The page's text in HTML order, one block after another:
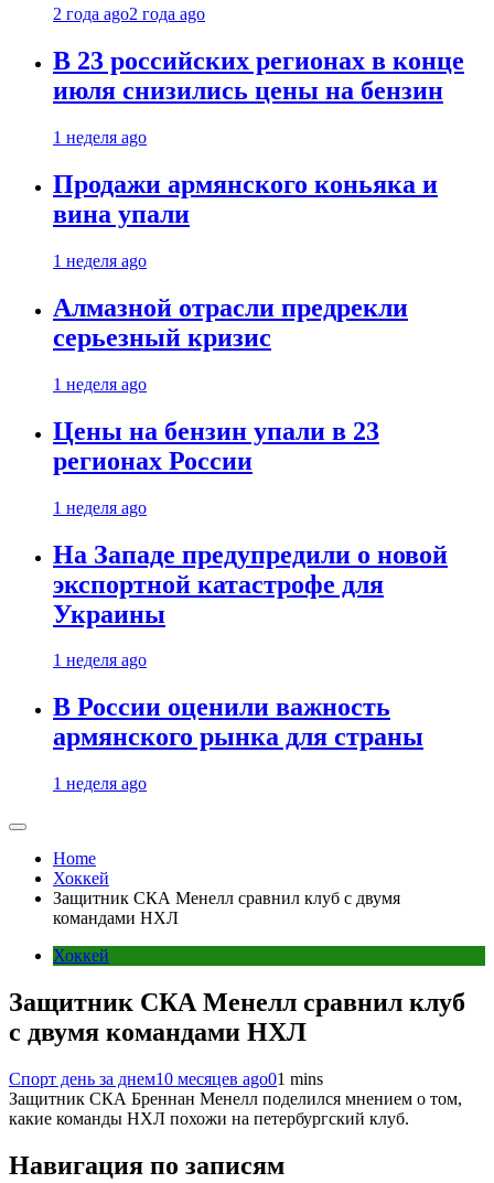
2 года ago2 года ago
В 23 российских регионах в конце
июля снизились цены на бензин
1 неделя ago
Продажи армянского коньяка и
вина упали
1 неделя ago
Алмазной отрасли предрекли
серьезный кризис
1 неделя ago
Цены на бензин упали в 23
регионах России
1 неделя ago
На Западе предупредили о новой
экспортной катастрофе для
Украины
1 неделя ago
В России оценили важность
армянского рынка для страны
1 неделя ago
Home
Хоккей
Защитник СКА Менелл сравнил клуб с двумя
командами НХЛ
Хоккей
Защитник СКА Менелл сравнил клуб
с двумя командами НХЛ
Спорт день за днем10 месяцев ago01 mins
‎Защитник СКА Бреннан Менелл поделился мнением о том,
какие команды НХЛ похожи на петербургский клуб.
Навигация по записям